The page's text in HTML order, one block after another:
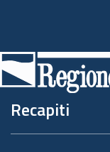
Recapiti